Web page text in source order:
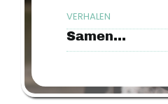
VERHALEN
Samen…